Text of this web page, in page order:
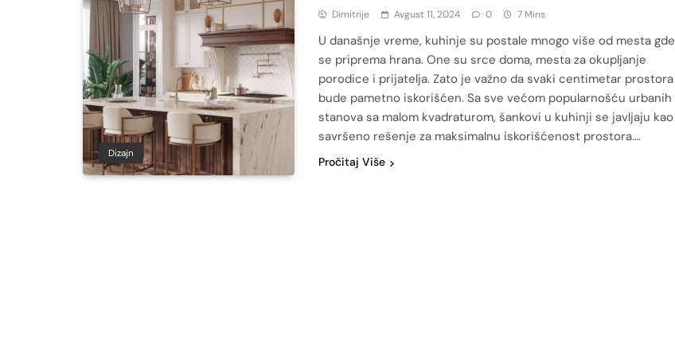
Dizajn
Dimitrije Avgust 11, 2024 0 7 Mins
U današnje vreme, kuhinje su postale mnogo više od mesta gde
se priprema hrana. One su srce doma, mesta za okupljanje
porodice i prijatelja. Zato je važno da svaki centimetar prostora
bude pametno iskorišćen. Sa sve većom popularnošću urbanih
stanova sa malom kvadraturom, šankovi u kuhinji se javljaju kao
savršeno rešenje za maksimalnu iskorišćenost prostora….
Pročitaj Više